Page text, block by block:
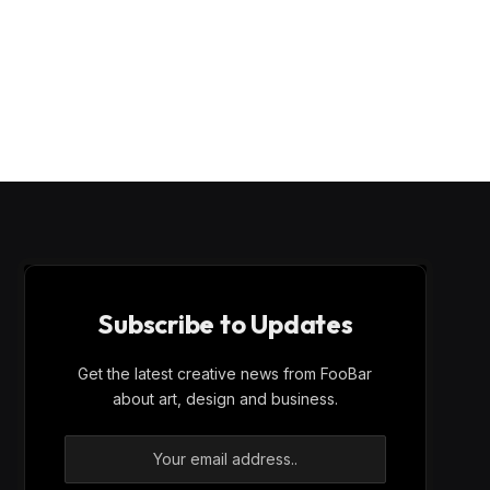
Subscribe to Updates
Get the latest creative news from FooBar
about art, design and business.